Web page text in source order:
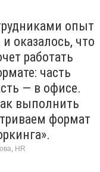
опыт
оказалось, что
работать
часть
— в офисе.
выполнить
формат
HR